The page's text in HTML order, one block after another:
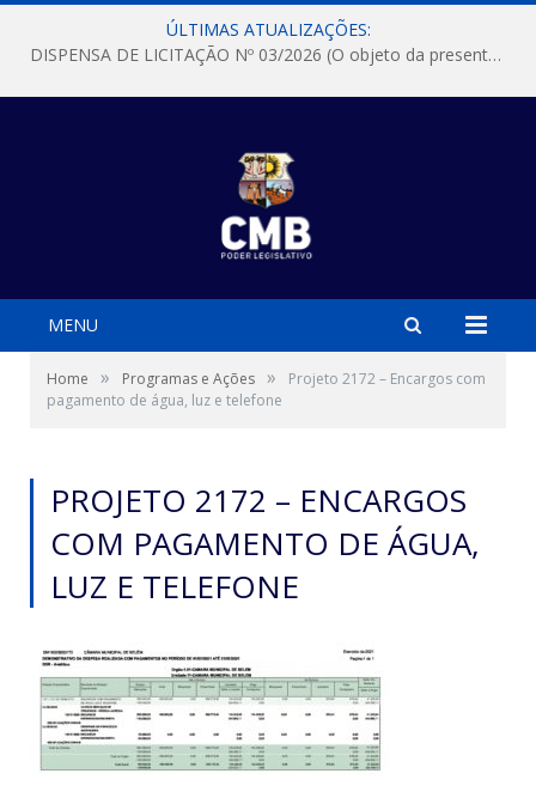
ÚLTIMAS ATUALIZAÇÕES:
DISPENSA DE LICITAÇÃO Nº 03/2026 (O objeto da presente dispensa é a escolha da proposta mais vantajosa para a aquisição, de aparelhos de ar condicionado, tipo Split, com material de instalação e fogão industrial, conforme condições, quantidades e exigências estabelecidas no termo de referencia e neste aviso de contratação direta e seus anexos)
MENU
Home » Programas e Ações »
Projeto 2172 – Encargos com
pagamento de água, luz e telefone
PROJETO 2172 – ENCARGOS
COM PAGAMENTO DE ÁGUA,
LUZ E TELEFONE